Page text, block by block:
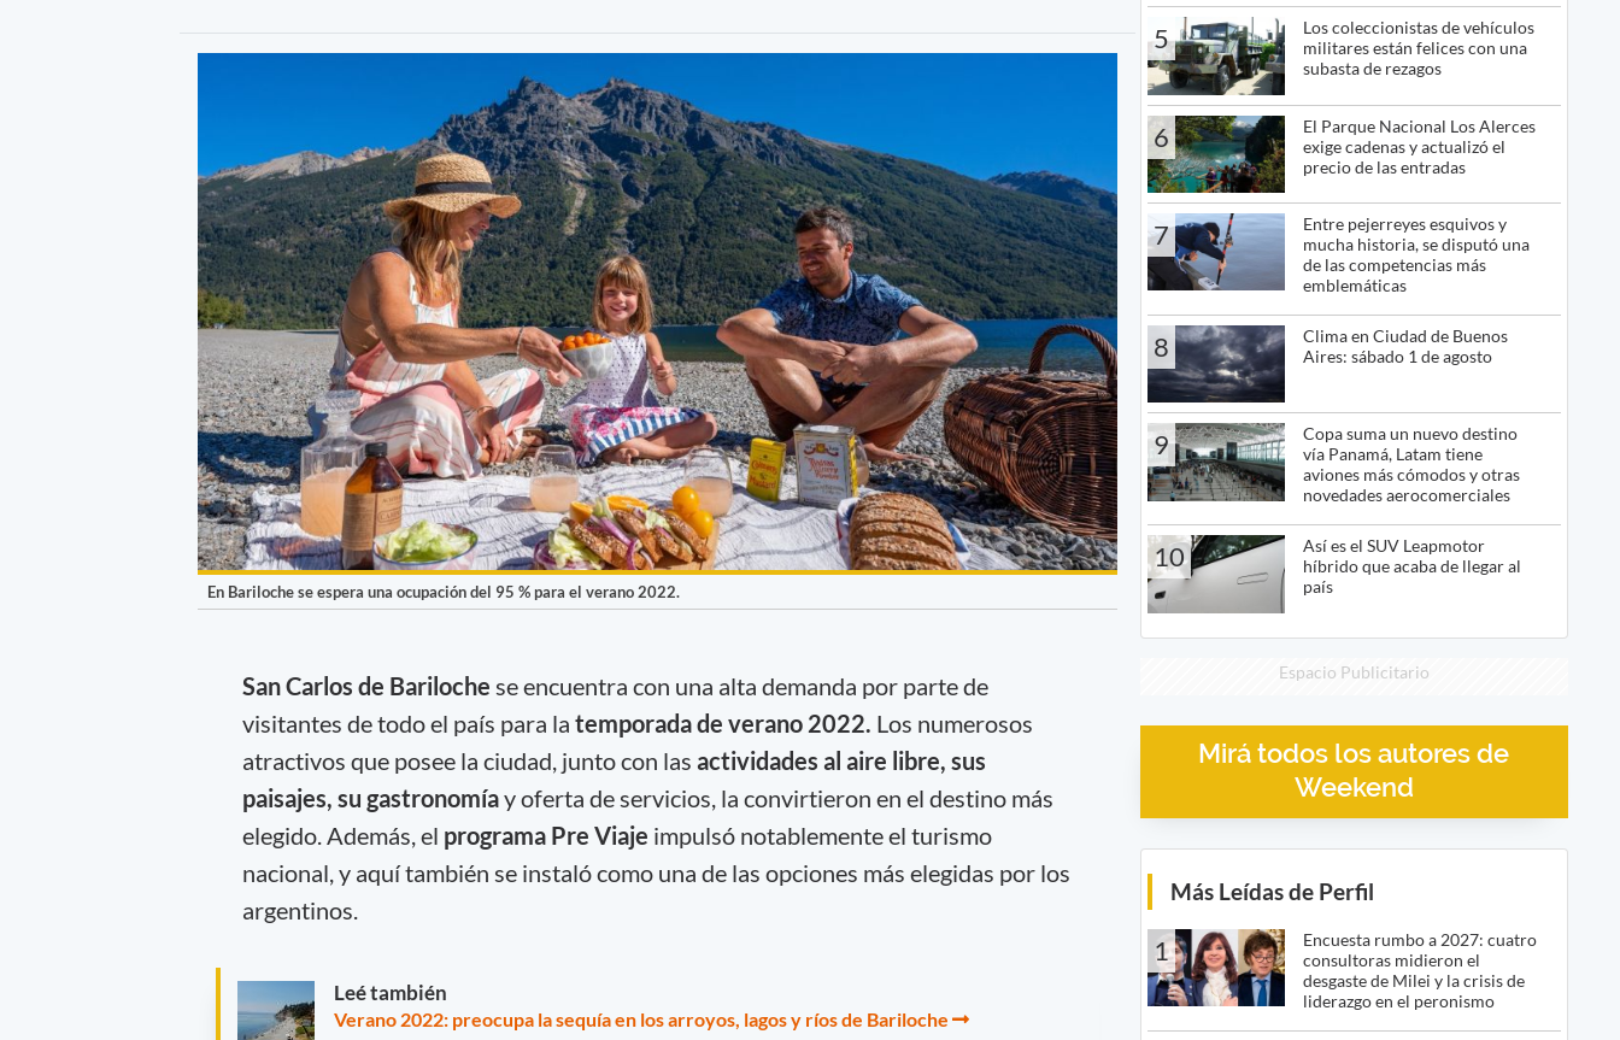
En Bariloche se espera una ocupación del 95 % para el verano 2022.
San Carlos de Bariloche se encuentra con una alta demanda por parte de
visitantes de todo el país para la temporada de verano 2022. Los numerosos
atractivos que posee la ciudad, junto con las actividades al aire libre, sus
paisajes, su gastronomíay oferta de servicios, la convirtieron en el destino más
elegido. Además, el programa Pre Viaje impulsó notablemente el turismo
nacional, y aquí también se instaló como una de las opciones más elegidas por los
argentinos.
Leé también
Verano 2022: preocupa la sequía en los arroyos, lagos y ríos de Bariloche
5
Los coleccionistas de vehículos
militares están felices con una
subasta de rezagos
6
El Parque Nacional Los Alerces
exige cadenas y actualizó el
precio de las entradas
7
Entre pejerreyes esquivos y
mucha historia, se disputó una
de las competencias más
emblemáticas
8
Clima en Ciudad de Buenos
Aires: sábado 1 de agosto
9
Copa suma un nuevo destino
vía Panamá, Latam tiene
aviones más cómodos y otras
novedades aerocomerciales
10
Así es el SUV Leapmotor
híbrido que acaba de llegar al
país
Espacio Publicitario
Mirá todos los autores de
Weekend
Más Leídas de Perfil
1
Encuesta rumbo a 2027: cuatro
consultoras midieron el
desgaste de Milei y la crisis de
liderazgo en el peronismo